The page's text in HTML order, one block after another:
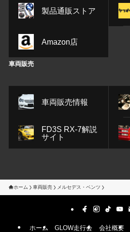
製品通販ストア
Amazon店
車両販売
車両販売情報
FD3S RX-7解説
サイト
ホーム 車両販売 メルセデス・ベンツ
ホーム GLOW走行会 会社概要